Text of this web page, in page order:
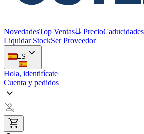
NovedadesTop Ventas⇊ PrecioCaducidades
Liquidar StockSer Proveedor
ES
Hola, identifícate
Cuenta y pedidos